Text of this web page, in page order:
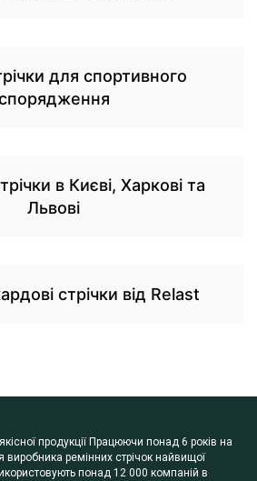
для спортивного
в Києві, Харкові та
Львові
стрічки від Relast
продукції Працюючи понад 6 років на
ремінних стрічок найвищої
понад 12 000 компаній в